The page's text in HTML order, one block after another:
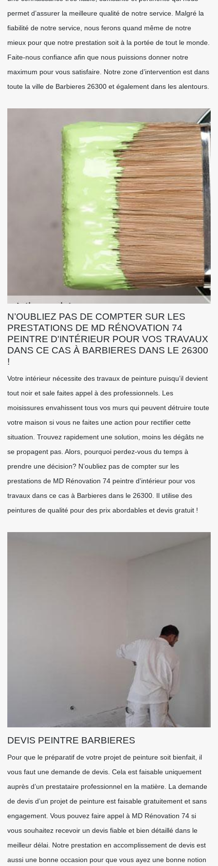
permet d’assurer la meilleure qualité de notre service. Malgré la
fiabilité de notre service, nous ferons quand même de notre
mieux pour que notre prestation soit à la portée de tout le monde.
Faite-nous confiance afin que nous puissions donner notre
maximum pour vous satisfaire. Notre zone d’intervention est dans
toute la ville de Barbieres 26300 et également dans les alentours.
N’OUBLIEZ PAS DE COMPTER SUR LES
PRESTATIONS DE MD RÉNOVATION 74
PEINTRE D'INTÉRIEUR POUR VOS TRAVAUX
DANS CE CAS À BARBIERES DANS LE 26300
!
Votre intérieur nécessite des travaux de peinture puisqu’il devient
tout noir et sale faites appel à des professionnels. Les
moisissures envahissent tous vos murs qui peuvent détruire toute
votre maison si vous ne faites une action pour rectifier cette
situation. Trouvez rapidement une solution, moins les dégâts ne
se propagent pas. Alors, pourquoi perdez-vous du temps à
prendre une décision? N’oubliez pas de compter sur les
prestations de MD Rénovation 74 peintre d'intérieur pour vos
travaux dans ce cas à Barbieres dans le 26300. Il utilise des
peintures de qualité pour des prix abordables et devis gratuit !
DEVIS PEINTRE BARBIERES
Pour que le préparatif de votre projet de peinture soit bienfait, il
vous faut une demande de devis. Cela est faisable uniquement
auprès d’un prestataire professionnel en la matière. La demande
de devis d’un projet de peinture est faisable gratuitement et sans
engagement. Vous pouvez faire appel à MD Rénovation 74 si
vous souhaitez recevoir un devis fiable et bien détaillé dans le
meilleur délai. Notre prestation en accomplissement de devis est
aussi une bonne occasion pour que vous ayez une bonne notion